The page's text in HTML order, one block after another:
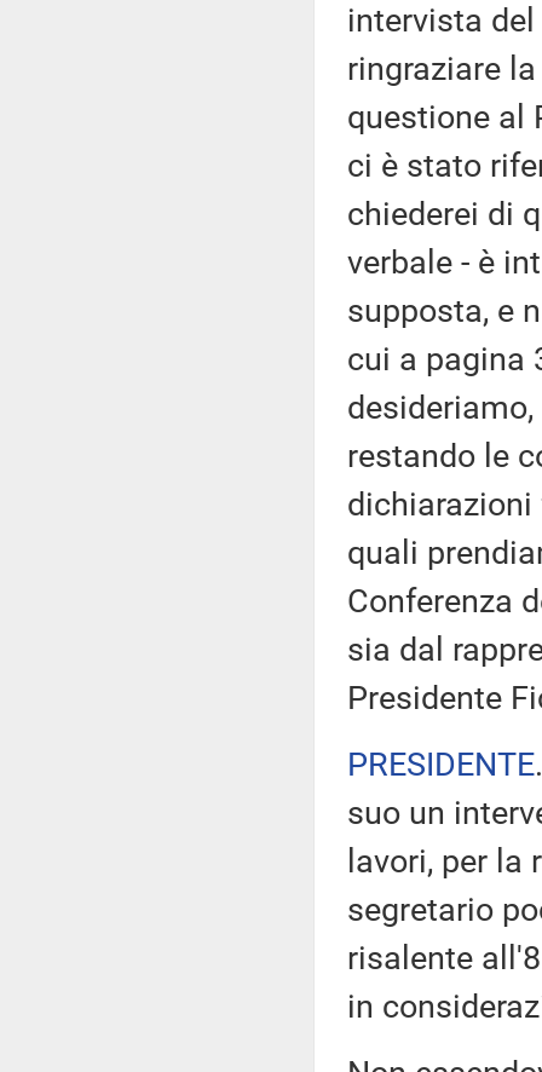
intervista
ringraziare
questione al
ci è stato
chiederei di
verbale - è
supposta, e
cui a pagina
restando le
quali
Conferenza
sia dal
Presidente
PRESIDENTE
suo un
lavori, per
segretario
risalente
in